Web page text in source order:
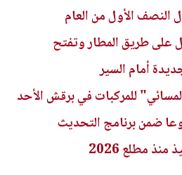
النصف الأول من العام
على طريق المطار وتفتح
أمام السير
للمركبات في برقش الأحد
343 مشروعا ضمن برنامج التحديث
مطلع 2026